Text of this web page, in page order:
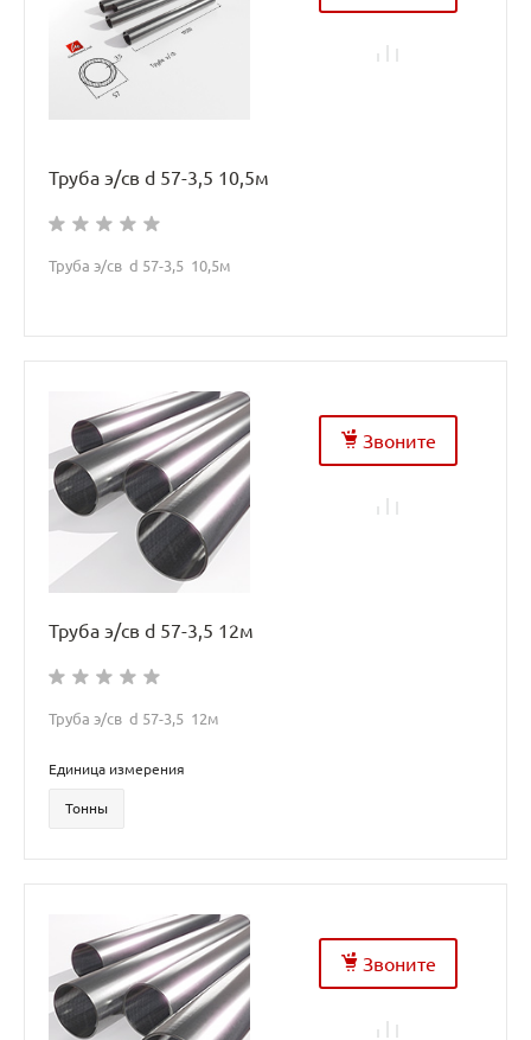
Труба э/св d 57-3,5 10,5м
Труба э/св d 57-3,5 10,5м
Звоните
Труба э/св d 57-3,5 12м
Труба э/св d 57-3,5 12м
Единица измерения
Тонны
Звоните